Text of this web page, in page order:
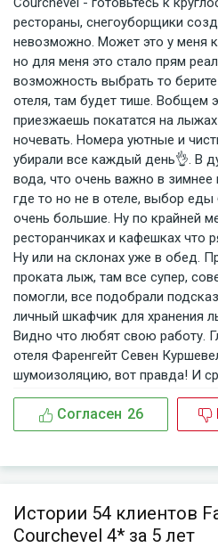
рестораны, снегоуборщики
невозможно. Может это у меня
но для меня это стало прям
возможность выбрать то
отеля, там будет тише. Вобщем
приезжаешь покататся на
ночевать. Номера уютные и
убирали все каждый день👌. В
вода, что очень важно в зимнее
где то но не в отеле, выбор
очень большие. Ну по крайней
ресторанчиках и кафешках что
Ну или на склонах уже в обед.
проката лыж, там все супер,
помогли, все подобрали
личный шкафчик для хранения
Видно что любят свою работу.
отеля Фаренгейт Севен
шумоизоляцию, вот правда! И
Согласен 26
Истории 54 клиентов
Courchevel 4* за 5 лет